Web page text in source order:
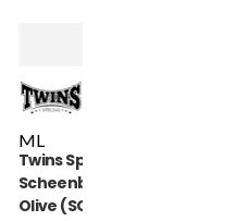
ML
Twins Special
Scheenbeschermers
Olive (SGL 7 OLIVE)